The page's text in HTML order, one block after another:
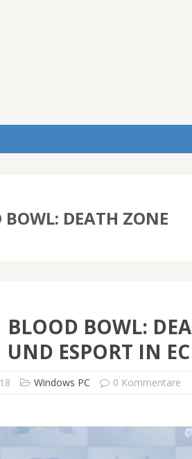
BOWL: DEATH ZONE
BLOOD BOWL:
UND ESPORT IN
Windows PC 0 Kommentare